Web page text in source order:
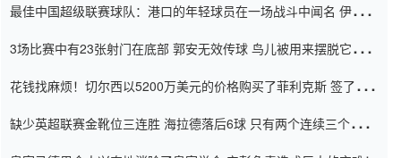
最佳中国超级联赛球队：港口的年轻球员在一场战斗中闻名 伊万放
3场比赛中有23张射门在底部 郭安无效传球 鸟儿被用来摆脱它
花钱找麻烦！切尔西以5200万美元的价格购买了菲利克斯 签了7年
缺少英超联赛金靴位三连胜 海拉德落后6球 只有两个连续三个连续